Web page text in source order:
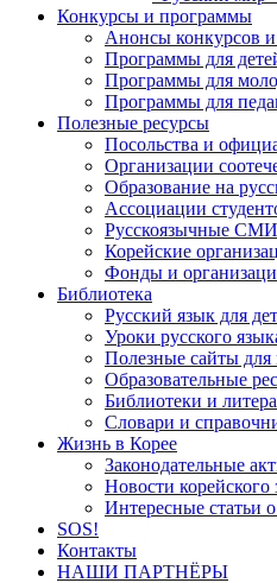
Конкурсы и программы
Анонсы конкурсов
Программы для
Программы для
Программы для
Полезные ресурсы
Посольства и
Организации
Образование на
Ассоциации
Русскоязычные
Корейские
Фонды и
Библиотека
Русский язык для
Уроки русского
Полезные сайты
Образовательные
Библиотеки и
Словари и
Жизнь в Корее
Законодательные
Новости корейского
Интересные статьи
SOS!
Контакты
НАШИ ПАРТНЁРЫ